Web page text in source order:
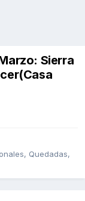
Sierra
Quedadas,